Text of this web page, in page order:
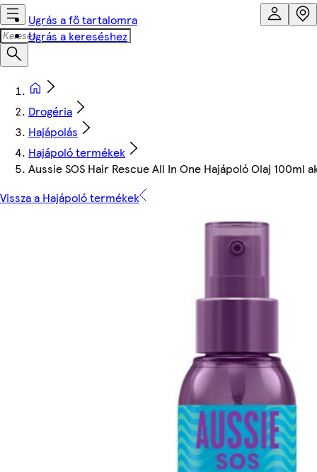
Ugrás a fő tartalomra
Ugrás a kereséshez
Drogéria
Hajápolás
Hajápoló termékek
Aussie SOS Hair Rescue All In One Hajápoló Olaj 100ml
Vissza a Hajápoló termékek